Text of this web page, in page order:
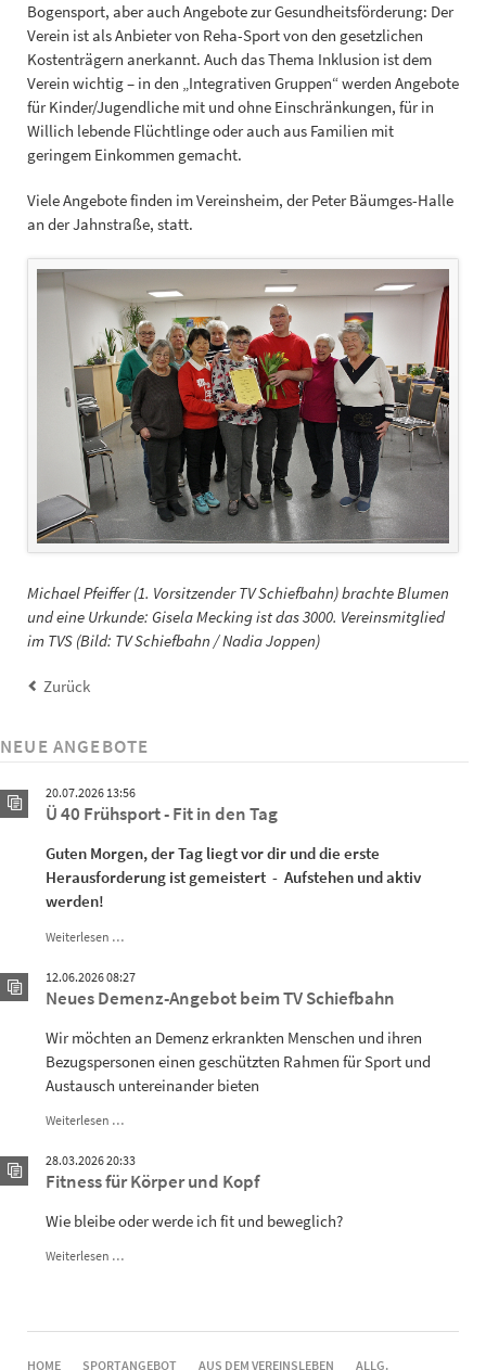
Bogensport, aber auch Angebote zur Gesundheitsförderung: Der
Verein ist als Anbieter von Reha-Sport von den gesetzlichen
Kostenträgern anerkannt. Auch das Thema Inklusion ist dem
Verein wichtig – in den „Integrativen Gruppen“ werden Angebote
für Kinder/Jugendliche mit und ohne Einschränkungen, für in
Willich lebende Flüchtlinge oder auch aus Familien mit
geringem Einkommen gemacht.
Viele Angebote finden im Vereinsheim, der Peter Bäumges-Halle
an der Jahnstraße, statt.
Michael Pfeiffer (1. Vorsitzender TV Schiefbahn) brachte Blumen
und eine Urkunde: Gisela Mecking ist das 3000. Vereinsmitglied
im TVS (Bild: TV Schiefbahn / Nadia Joppen)
Zurück
NEUE ANGEBOTE
20.07.2026 13:56
Ü 40 Frühsport - Fit in den Tag
Guten Morgen, der Tag liegt vor dir und die erste
Herausforderung ist gemeistert - Aufstehen und aktiv
werden!
Weiterlesen …
Frühsport
Fit
den
Tag
12.06.2026 08:27
Neues Demenz-Angebot beim TV Schiefbahn
Wir möchten an Demenz erkrankten Menschen und ihren
Bezugspersonen einen geschützten Rahmen für Sport und
Austausch untereinander bieten
Weiterlesen …Neues
Angebot
beim
Schiefbahn
28.03.2026 20:33
Fitness für Körper und Kopf
Wie bleibe oder werde ich fit und beweglich?
Weiterlesen …Fitness
Kopf
NAVIGATION
HOME SPORTANGEBOT AUS DEM VEREINSLEBEN ALLG.